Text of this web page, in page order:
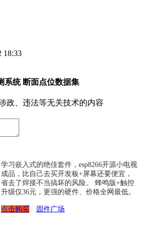
18:33
系统 断面点位数据集
政、违法等无关技术的内容
学习嵌入式的绝佳套件，esp8266开源小电视
成品，比自己去买开发板+屏幕还要便宜，
省去了焊接不当搞坏的风险。 蜂鸣版+触控
升级仅36元，更强的硬件、价格全网最低。
点击购买 固件广场